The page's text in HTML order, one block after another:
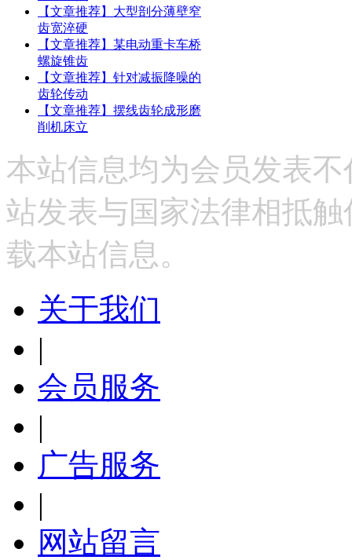
【文章推荐】大型剖分薄壁窄
齿宽淬硬
【文章推荐】某电动重卡车桥
螺旋锥齿
【文章推荐】针对减振降噪的
齿轮传动
【文章推荐】摆线齿轮成形磨
削机床立
本站信息均为会员发表
站发表与国家法律相抵
载本站信息。
关于我们
|
会员服务
|
广告服务
|
网站留言